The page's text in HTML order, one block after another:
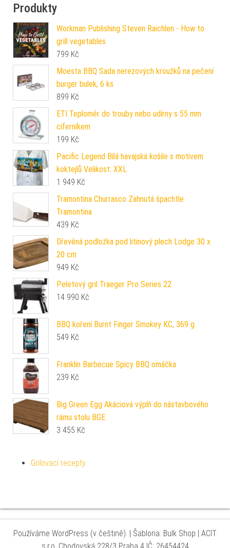
Produkty
Workman Publishing Steven Raichlen - How to
grill vegetables
799 Kč
Moesta BBQ Sada nerezových kroužků na pečení
burger bulek, 6 ks
899 Kč
ETI Teploměr do trouby nebo udírny s 55 mm
ciferníkem
199 Kč
Pacific Legend Bílá havajská košile s motivem
koktejlů Velikost: XXL
1 949 Kč
Tramontina Churrasco Zahnutá špachtle
Tramontina
439 Kč
Dřevěná podložka pod litinový plech Lodge 30 x
20 cm
949 Kč
Peletový gril Traeger Pro Series 22
14 990 Kč
BBQ koření Burnt Finger Smokey KC, 369 g
549 Kč
Franklin Barbecue Spicy BBQ omáčka
239 Kč
Big Green Egg Akáciová výplň do nástavbového
rámu stolu BGE
3 455 Kč
Grilovací recepty
Používáme WordPress (v češtině). | Šablona: Bulk Shop | ACIT
s.r.o. Chodovská 228/3 Praha 4 IČ: 26454424